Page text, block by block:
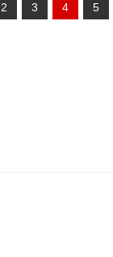
2 3 4 5